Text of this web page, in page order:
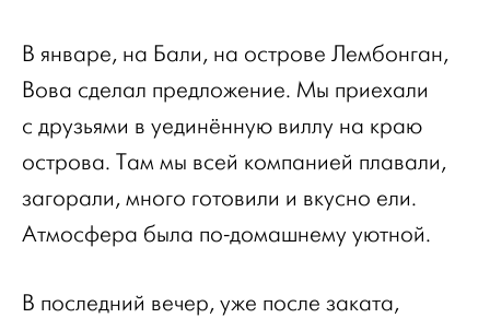
В январе, на Бали, на острове Лембонган,
Вова сделал предложение. Мы приехали
с друзьями в уединённую виллу на краю
острова. Там мы всей компанией плавали,
загорали, много готовили и вкусно ели.
Атмосфера была по-домашнему уютной.
В последний вечер, уже после заката,